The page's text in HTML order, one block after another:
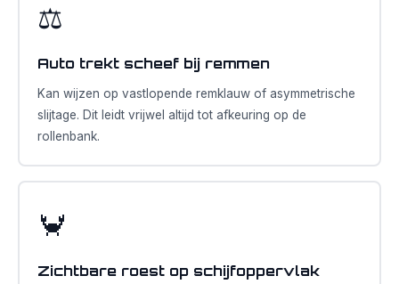
⚖️
Auto trekt scheef bij remmen
Kan wijzen op vastlopende remklauw of asymmetrische
slijtage. Dit leidt vrijwel altijd tot afkeuring op de
rollenbank.
🦀
Zichtbare roest op schijfoppervlak